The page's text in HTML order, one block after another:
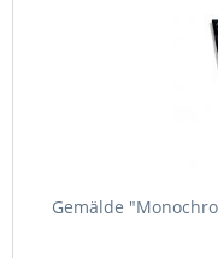
Gemälde